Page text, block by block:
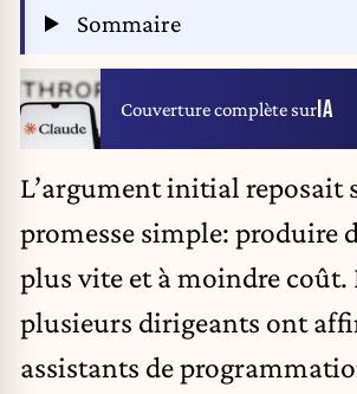
Sommaire
Couverture complète surIA
L’argument initial reposait
promesse simple: produire
plus vite et à moindre coût.
plusieurs dirigeants ont
assistants de